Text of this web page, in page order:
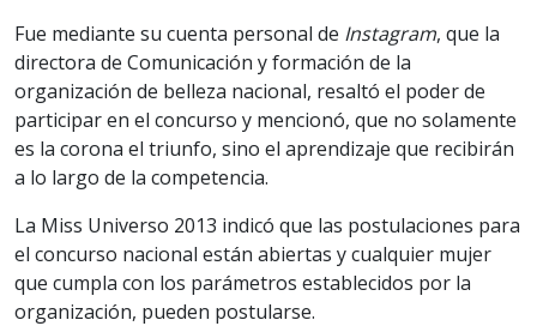
Fue mediante su cuenta personal de Instagram, que la
directora de Comunicación y formación de la
organización de belleza nacional, resaltó el poder de
participar en el concurso y mencionó, que no solamente
es la corona el triunfo, sino el aprendizaje que recibirán
a lo largo de la competencia.
La Miss Universo 2013 indicó que las postulaciones para
el concurso nacional están abiertas y cualquier mujer
que cumpla con los parámetros establecidos por la
organización, pueden postularse.